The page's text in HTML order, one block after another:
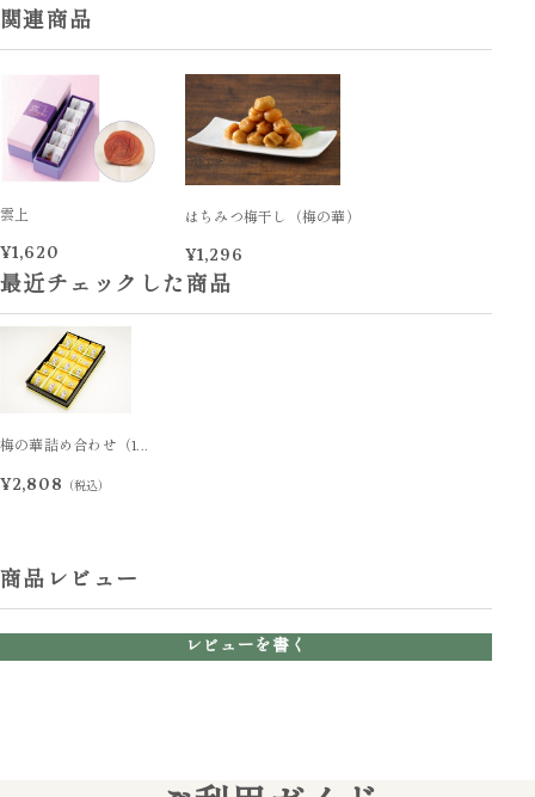
関連商品
雲上
¥1,620
はちみつ梅干し（梅の華）
¥1,296
最近チェックした商品
梅の華詰め合わせ（1...
¥2,808 （税込）
商品レビュー
レビューを書く